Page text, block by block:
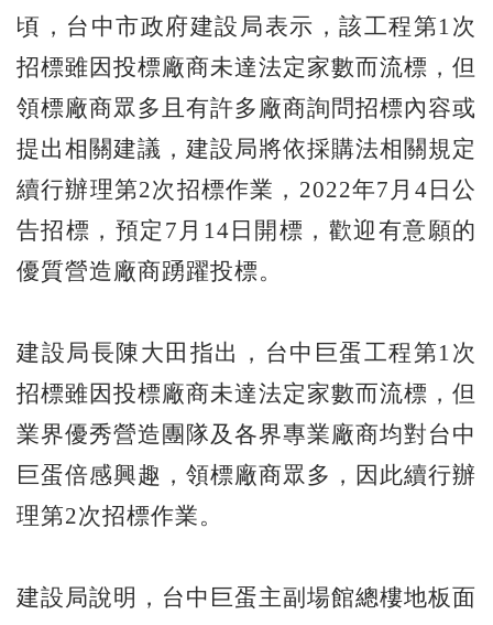
頃，台中市政府建設局表示，該工程第1次
招標雖因投標廠商未達法定家數而流標，但
領標廠商眾多且有許多廠商詢問招標內容或
提出相關建議，建設局將依採購法相關規定
續行辦理第2次招標作業，2022年7月4日公
告招標，預定7月14日開標，歡迎有意願的
優質營造廠商踴躍投標。
建設局長陳大田指出，台中巨蛋工程第1次
招標雖因投標廠商未達法定家數而流標，但
業界優秀營造團隊及各界專業廠商均對台中
巨蛋倍感興趣，領標廠商眾多，因此續行辦
理第2次招標作業。
建設局說明，台中巨蛋主副場館總樓地板面